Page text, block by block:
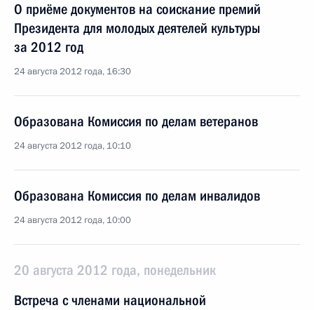
О приёме документов на соискание премий
Президента для молодых деятелей культуры
за 2012 год
24 августа 2012 года, 16:30
Образована Комиссия по делам ветеранов
24 августа 2012 года, 10:10
Образована Комиссия по делам инвалидов
24 августа 2012 года, 10:00
20 августа 2012 года, понедельник
Встреча с членами национальной